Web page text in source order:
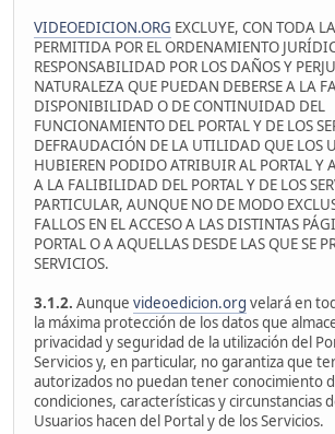
VIDEOEDICION.ORG EXCLUYE, CON TODA
PERMITIDA POR EL ORDENAMIENTO
RESPONSABILIDAD POR LOS DAÑOS Y
NATURALEZA QUE PUEDAN DEBERSE A LA
DISPONIBILIDAD O DE CONTINUIDAD DEL
FUNCIONAMIENTO DEL PORTAL Y DE LOS
DEFRAUDACIÓN DE LA UTILIDAD QUE LOS
HUBIEREN PODIDO ATRIBUIR AL PORTAL Y
A LA FALIBILIDAD DEL PORTAL Y DE LOS
PARTICULAR, AUNQUE NO DE MODO
FALLOS EN EL ACCESO A LAS DISTINTAS
PORTAL O A AQUELLAS DESDE LAS QUE SE
SERVICIOS.
3.1.2. Aunque videoedicion.org velará en
la máxima protección de los datos que
privacidad y seguridad de la utilización del
Servicios y, en particular, no garantiza que
autorizados no puedan tener conocimiento
condiciones, características y circunstancias
Usuarios hacen del Portal y de los Servicios.